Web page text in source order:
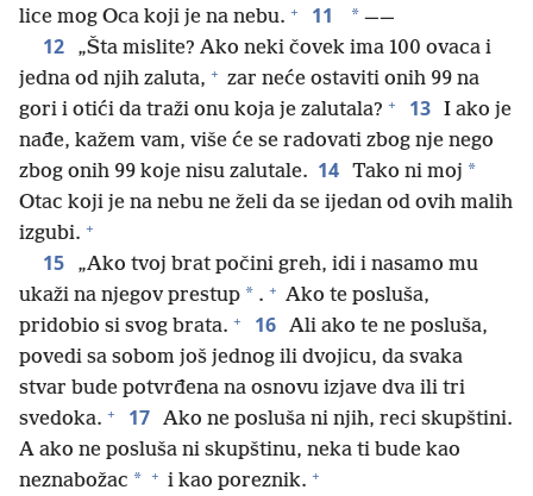
lice mog Oca koji je na nebu. + 11 * ——
12
„Šta mislite? Ako neki čovek ima 100 ovaca i
jedna od njih zaluta, + zar neće ostaviti onih 99 na
gori i otići da traži onu koja je zalutala? + 13 I ako je
nađe, kažem vam, više će se radovati zbog nje nego
zbog onih 99 koje nisu zalutale. 14 Tako ni moj *
Otac koji je na nebu ne želi da se ijedan od ovih malih
izgubi. +
15
„Ako tvoj brat počini greh, idi i nasamo mu
ukaži na njegov prestup * . + Ako te posluša,
pridobio si svog brata. + 16 Ali ako te ne posluša,
povedi sa sobom još jednog ili dvojicu, da svaka
stvar bude potvrđena na osnovu izjave dva ili tri
svedoka. + 17 Ako ne posluša ni njih, reci skupštini.
A ako ne posluša ni skupštinu, neka ti bude kao
neznabožac * + i kao poreznik. +